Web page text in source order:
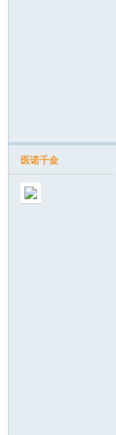
坛
医诺千金